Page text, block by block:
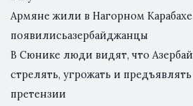
Армяне жили в Нагорном
появилисьазербайджанцы
В Сюнике люди видят, что
стрелять, угрожать и
претензии